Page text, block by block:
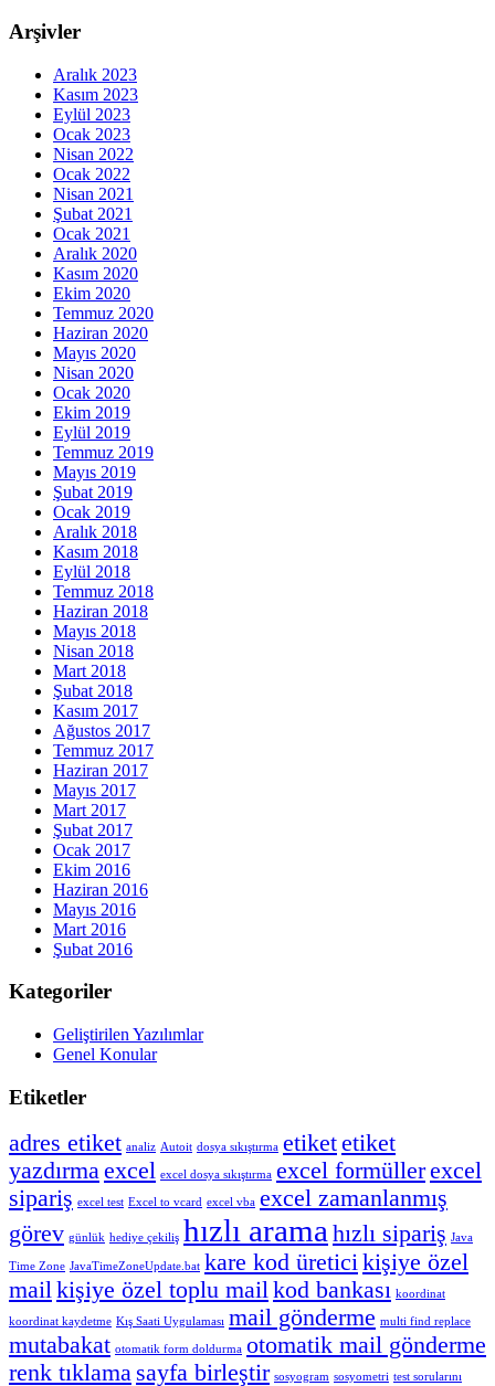
Arşivler
Aralık 2023
Kasım 2023
Eylül 2023
Ocak 2023
Nisan 2022
Ocak 2022
Nisan 2021
Şubat 2021
Ocak 2021
Aralık 2020
Kasım 2020
Ekim 2020
Temmuz 2020
Haziran 2020
Mayıs 2020
Nisan 2020
Ocak 2020
Ekim 2019
Eylül 2019
Temmuz 2019
Mayıs 2019
Şubat 2019
Ocak 2019
Aralık 2018
Kasım 2018
Eylül 2018
Temmuz 2018
Haziran 2018
Mayıs 2018
Nisan 2018
Mart 2018
Şubat 2018
Kasım 2017
Ağustos 2017
Temmuz 2017
Haziran 2017
Mayıs 2017
Mart 2017
Şubat 2017
Ocak 2017
Ekim 2016
Haziran 2016
Mayıs 2016
Mart 2016
Şubat 2016
Kategoriler
Geliştirilen Yazılımlar
Genel Konular
Etiketler
adres etiket analiz Autoit dosya sıkıştırma etiketetiket
yazdırmaexcel excel dosya sıkıştırma excel formüllerexcel
sipariş excel test Excel to vcard excel vba excel zamanlanmış
görev günlük hediye çekiliş hızlı aramahızlı sipariş Java
Time Zone JavaTimeZoneUpdate.bat kare kod üreticikişiye özel
mailkişiye özel toplu mailkod bankası koordinat
koordinat kaydetme Kış Saati Uygulaması mail gönderme multi find replace
mutabakat otomatik form doldurma otomatik mail gönderme
renk tıklama sayfa birleştir sosyogram sosyometri test sorularını